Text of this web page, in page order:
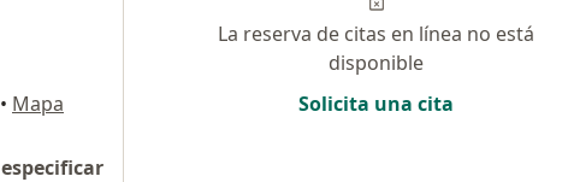
• Mapa
La reserva de citas en línea no está
disponible
Solicita una cita